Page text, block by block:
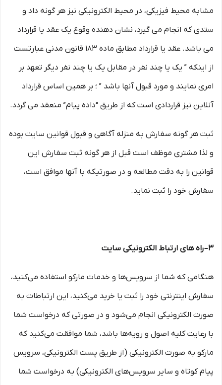
مشابه محیط فیزیکی، در محیط الکترونیکی نیز هر گونه داد و
ستدی که انجام می گیرد، نشان دهنده وقوع یک عقد یا قرارداد
می باشد. عقد یا قرارداد مطابق ماده ۱۸۳ قانون مدنی عبارتست
از اینکه ” یک یا چند نفر در مقابل یک یا چند نفر دیگر تعهد بر
امری نمایند و مورد قبول آنها باشد ” ؛ بر همین اساس قرارداد
آنلاین نیز قراردادی است که از طریق “داده پیام” منعقد می گردد.
ثبت هر گونه سفارش به منزله آگاهی و قبول قوانین سایت بوده
و لذا مشتری موظف است قبل از هر گونه ثبت سفارش این
قوانین را به دقت مطالعه و در صورتیکه با آنها موافق است،
سفارش خود را ثبت نماید.
۳– راه های ارتباط الکترونیکی سایت
هنگامی که شما از سرویس‌‏ها و خدمات مارکو استفاده می‏‌کنید،
سفارش اینترنتی خود را ثبت یا خرید می‏‌کنید، این ارتباطات به
صورت الکترونیکی انجام می‏‌شود و در صورتی که درخواست شما
با رعایت کلیه اصول و رویه‏‌ها باشد، شما موافقت می‌‏کنید که
مارکو به صورت الکترونیکی (از طریق پست الکترونیکی، سرویس
پیام کوتاه و سایر سرویس‌های الکترونیکی) به درخواست شما